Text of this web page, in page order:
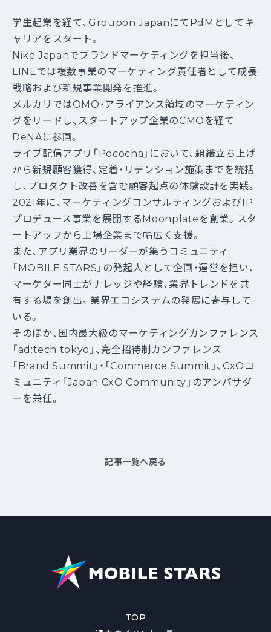
学生起業を経て、Groupon JapanにてPdMとしてキ
ャリアをスタート。
Nike Japanでブランドマーケティングを担当後、
LINEでは複数事業のマーケティング責任者として成長
戦略および新規事業開発を推進。
メルカリではOMO・アライアンス領域のマーケティン
グをリードし、スタートアップ企業のCMOを経て
DeNAに参画。
ライブ配信アプリ「Pococha」において、組織立ち上げ
から新規顧客獲得、定着・リテンション施策までを統括
し、プロダクト改善を含む顧客起点の体験設計を実践。
2021年に、マーケティングコンサルティングおよびIP
プロデュース事業を展開するMoonplateを創業。スタ
ートアップから上場企業まで幅広く支援。
また、アプリ業界のリーダーが集うコミュニティ
「MOBILE STARS」の発起人として企画・運営を担い、
マーケター同士がナレッジや経験、業界トレンドを共
有する場を創出。業界エコシステムの発展に寄与して
いる。
そのほか、国内最大級のマーケティングカンファレンス
「ad:tech tokyo」、完全招待制カンファレンス
「Brand Summit」・「Commerce Summit」、CxOコ
ミュニティ「Japan CxO Community」のアンバサダ
ーを兼任。
記事一覧へ戻る
TOP